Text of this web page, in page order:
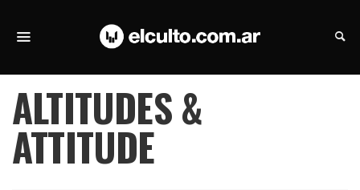
ALTITUDES &
ATTITUDE